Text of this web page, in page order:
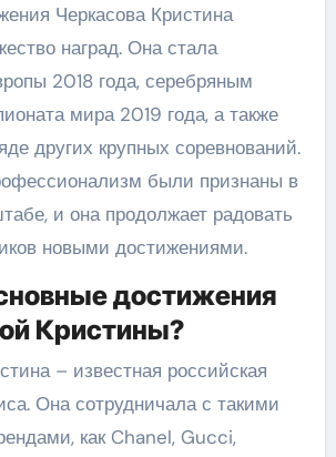
Черкасова Кристина
наград. Она стала
2018 года, серебряным
мира 2019 года, а также
других крупных соревнований.
были признаны в
и она продолжает радовать
новыми достижениями.
достижения
Кристины?
– известная российская
Она сотрудничала с такими
как Chanel, Gucci,